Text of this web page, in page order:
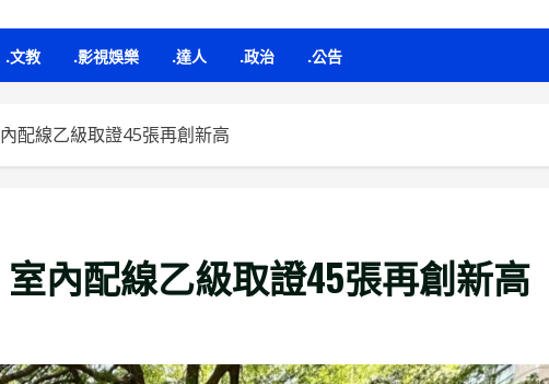
.文教 .影視娛樂 .達人 .政治 .公告
配線乙級取證45張再創新高
內配線乙級取證45張再創新高